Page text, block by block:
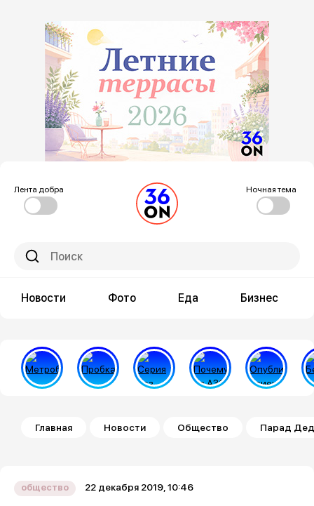
Лента добра Ночная тема
Новости Фото Еда Бизнес
Строка навигации
Главная Новости Общество Парад
общество 22 декабря 2019, 10:46